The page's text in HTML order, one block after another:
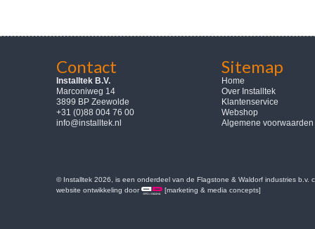
Contact
Installtek B.V.
Marconiweg 14
3899 BP Zeewolde
+31 (0)88 004 76 00
info@installtek.nl
Sitemap
Home
Over Installtek
Klantenservice
Webshop
Algemene voorwaarden
© Installtek 2026, is een onderdeel van de Flagstone & Waldorf industries b.v.
website ontwikkeling door
[marketing & media concepts]